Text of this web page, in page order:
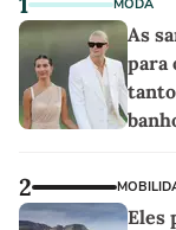
MODA
As
para
2
Eles